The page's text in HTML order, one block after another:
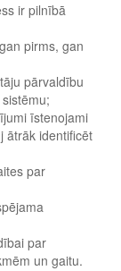
ir pilnībā
pirms, gan
pārvaldību
īstenojami
ātrāk identificēt
par
par
un gaitu.